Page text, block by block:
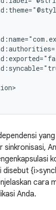
disebut
cara
Anda.